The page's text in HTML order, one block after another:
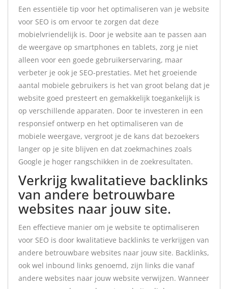
Een essentiële tip voor het optimaliseren van je website
voor SEO is om ervoor te zorgen dat deze
mobielvriendelijk is. Door je website aan te passen aan
de weergave op smartphones en tablets, zorg je niet
alleen voor een goede gebruikerservaring, maar
verbeter je ook je SEO-prestaties. Met het groeiende
aantal mobiele gebruikers is het van groot belang dat je
website goed presteert en gemakkelijk toegankelijk is
op verschillende apparaten. Door te investeren in een
responsief ontwerp en het optimaliseren van de
mobiele weergave, vergroot je de kans dat bezoekers
langer op je site blijven en dat zoekmachines zoals
Google je hoger rangschikken in de zoekresultaten.
Verkrijg kwalitatieve backlinks
van andere betrouwbare
websites naar jouw site.
Een effectieve manier om je website te optimaliseren
voor SEO is door kwalitatieve backlinks te verkrijgen van
andere betrouwbare websites naar jouw site. Backlinks,
ook wel inbound links genoemd, zijn links die vanaf
andere websites naar jouw website verwijzen. Wanneer